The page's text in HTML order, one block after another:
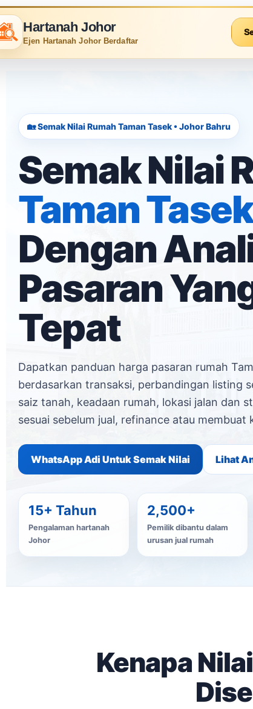
Hartanah Johor
Ejen Hartanah Johor Berdaftar
🏡 Semak Nilai Rumah Taman Tasek • Johor Bahru
Semak Nilai
Taman
Dengan
Pasaran
Tepat
Dapatkan panduan harga pasaran rumah
berdasarkan transaksi, perbandingan listing
saiz tanah, keadaan rumah, lokasi jalan dan
sesuai sebelum jual, refinance atau membuat
WhatsApp Adi Untuk Semak Nilai Lihat
15+ Tahun
Pengalaman hartanah
Johor
2,500+
Pemilik dibantu dalam
urusan jual rumah
Kenapa